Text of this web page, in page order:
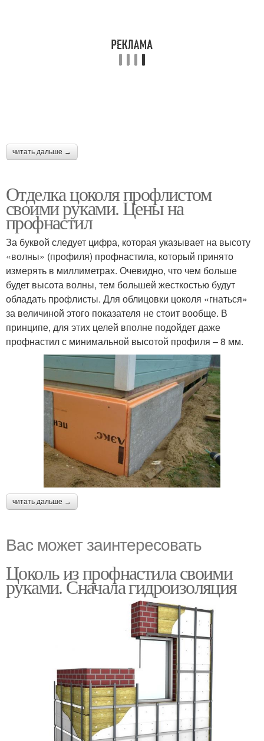
читать дальше →
Отделка цоколя профлистом
своими руками. Цены на
профнастил
За буквой следует цифра, которая указывает на высоту
«волны» (профиля) профнастила, который принято
измерять в миллиметрах. Очевидно, что чем больше
будет высота волны, тем большей жесткостью будут
обладать профлисты. Для облицовки цоколя «гнаться»
за величиной этого показателя не стоит вообще. В
принципе, для этих целей вполне подойдет даже
профнастил с минимальной высотой профиля – 8 мм.
читать дальше →
Вас может заинтересовать
Цоколь из профнастила своими
руками. Сначала гидроизоляция